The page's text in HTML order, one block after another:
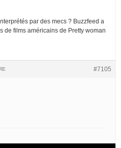
par des mecs ? Buzzfeed a
de films américains de Pretty woman
#7105